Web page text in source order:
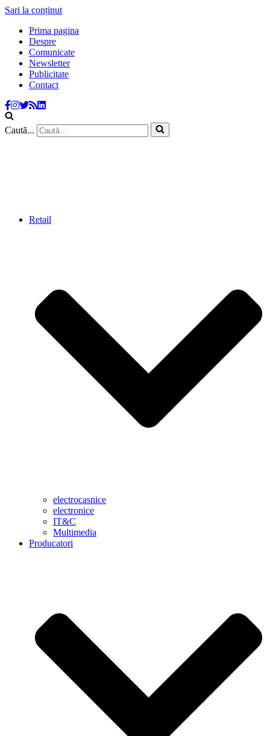
Sari la conținut
Prima pagina
Despre
Comunicate
Newsletter
Publicitate
Contact
Caută...
Retail
electrocasnice
electronice
IT&C
Multimedia
Producatori